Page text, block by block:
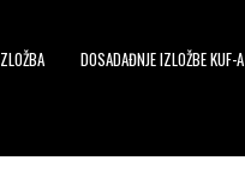
DOSADAĐNJE IZLOŽBE KUF-A